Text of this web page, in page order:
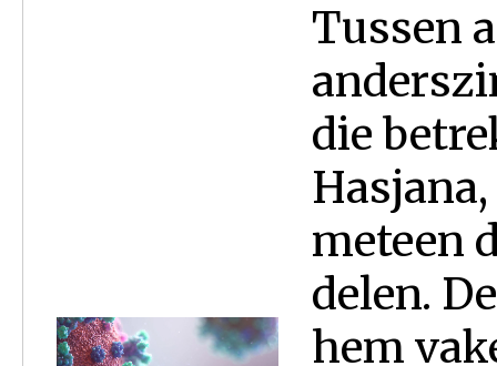
Tussen
die
meteen
delen.
hem